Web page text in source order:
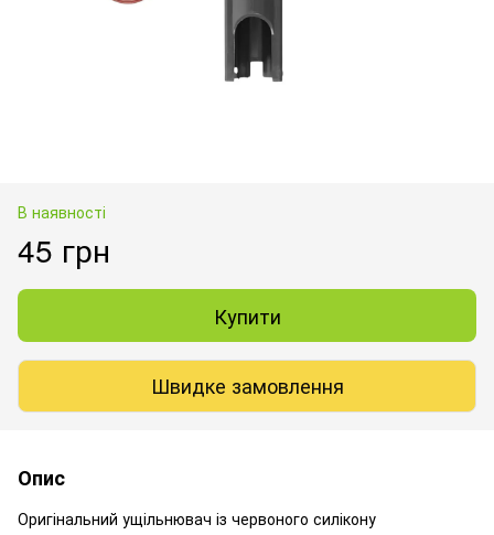
В наявності
45 грн
Купити
Швидке замовлення
Опис
Оригінальний ущільнювач із червоного силікону